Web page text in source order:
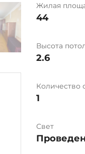
Жилая
44
Высота
2.6
Количество
1
Свет